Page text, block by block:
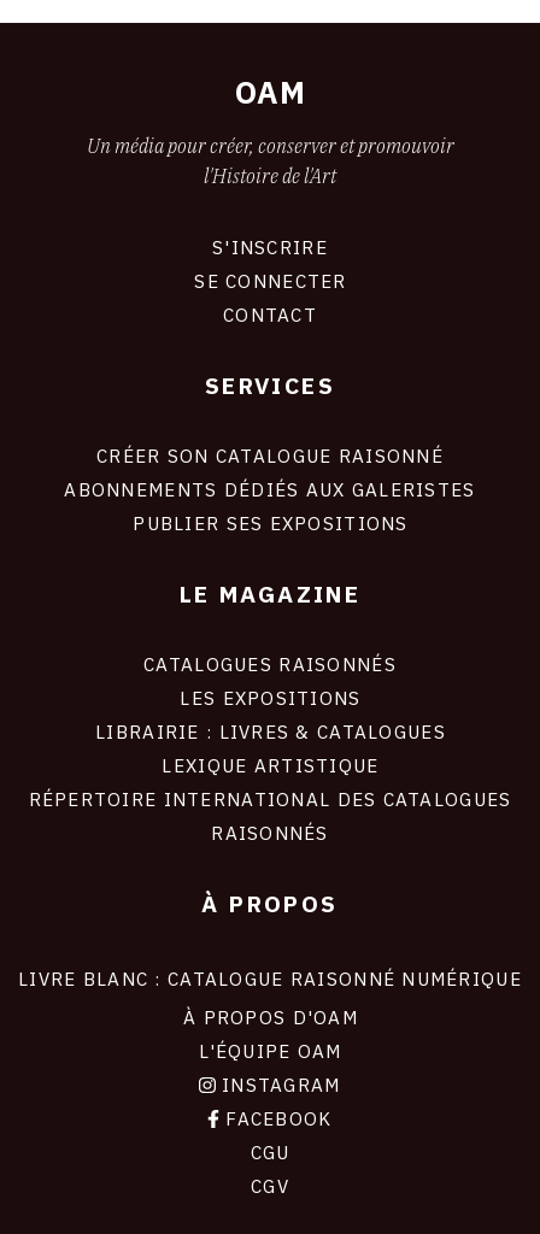
OAM
Un média pour créer, conserver et promouvoir
l'Histoire de l'Art
S'INSCRIRE
SE CONNECTER
CONTACT
SERVICES
CRÉER SON CATALOGUE RAISONNÉ
ABONNEMENTS DÉDIÉS AUX GALERISTES
PUBLIER SES EXPOSITIONS
LE MAGAZINE
CATALOGUES RAISONNÉS
LES EXPOSITIONS
LIBRAIRIE : LIVRES & CATALOGUES
LEXIQUE ARTISTIQUE
RÉPERTOIRE INTERNATIONAL DES CATALOGUES
RAISONNÉS
À PROPOS
LIVRE BLANC : CATALOGUE RAISONNÉ NUMÉRIQUE
À PROPOS D'OAM
L'ÉQUIPE OAM
INSTAGRAM
FACEBOOK
CGU
CGV